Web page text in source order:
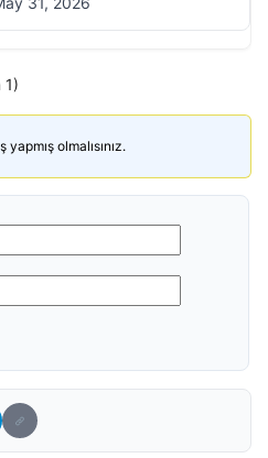
1)
olmalısınız.